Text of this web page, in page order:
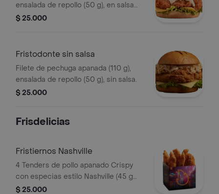
ensalada de repollo (50 g), en salsa
Frisby.
$ 25.000
Fristodonte sin salsa
Filete de pechuga apanada (110 g),
ensalada de repollo (50 g), sin salsa.
$ 25.000
Frisdelicias
Fristiernos Nashville
4 Tenders de pollo apanado Crispy
con especias estilo Nashville (45 g
und), sirope de miel picante. Imagen
$ 25.000